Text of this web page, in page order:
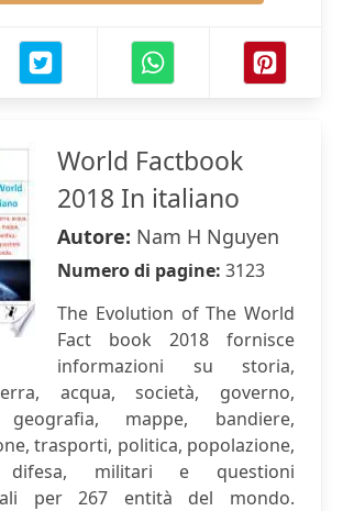
World Factbook
2018 In italiano
Autore: Nam H Nguyen
Numero di pagine: 3123
The Evolution of The World
Fact book 2018 fornisce
informazioni su storia,
acqua, società, governo,
geografia, mappe, bandiere,
trasporti, politica, popolazione,
militari e questioni
per 267 entità del mondo.